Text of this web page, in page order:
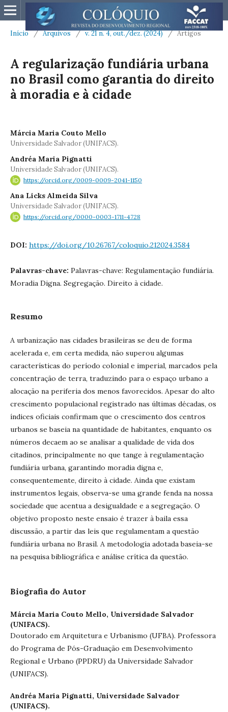
Início / Arquivos / v. 21 n. 4, out./dez. (2024) / Artigos
A regularização fundiária urbana
no Brasil como garantia do direito
à moradia e à cidade
Márcia Maria Couto Mello
Universidade Salvador (UNIFACS).
Andréa Maria Pignatti
Universidade Salvador (UNIFACS).
https://orcid.org/0009-0009-2041-1150
Ana Licks Almeida Silva
Universidade Salvador (UNIFACS).
https://orcid.org/0000-0003-1711-4728
DOI: https://doi.org/10.26767/coloquio.212024.3584
Palavras-chave: Palavras-chave: Regulamentação fundiária.
Moradia Digna. Segregação. Direito à cidade.
Resumo
A urbanização nas cidades brasileiras se deu de forma
acelerada e, em certa medida, não superou algumas
características do período colonial e imperial, marcados pela
concentração de terra, traduzindo para o espaço urbano a
alocação na periferia dos menos favorecidos. Apesar do alto
crescimento populacional registrado nas últimas décadas, os
índices oficiais confirmam que o crescimento dos centros
urbanos se baseia na quantidade de habitantes, enquanto os
números decaem ao se analisar a qualidade de vida dos
citadinos, principalmente no que tange à regulamentação
fundiária urbana, garantindo moradia digna e,
consequentemente, direito à cidade. Ainda que existam
instrumentos legais, observa-se uma grande fenda na nossa
sociedade que acentua a desigualdade e a segregação. O
objetivo proposto neste ensaio é trazer à baila essa
discussão, a partir das leis que regulamentam a questão
fundiária urbana no Brasil. A metodologia adotada baseia-se
na pesquisa bibliográfica e análise crítica da questão.
Biografia do Autor
Márcia Maria Couto Mello, Universidade Salvador
(UNIFACS).
Doutorado em Arquitetura e Urbanismo (UFBA). Professora
do Programa de Pós-Graduação em Desenvolvimento
Regional e Urbano (PPDRU) da Universidade Salvador
(UNIFACS).
Andréa Maria Pignatti, Universidade Salvador
(UNIFACS).